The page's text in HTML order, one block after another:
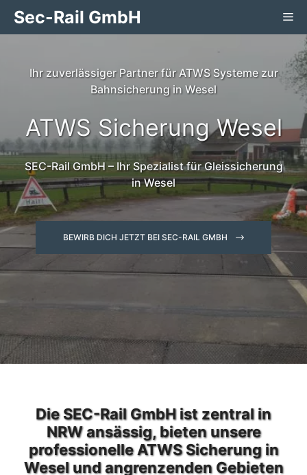
Zum
InhaltSec-Rail GmbH
Ihr zuverlässiger Partner für ATWS Systeme zur
Bahnsicherung in Wesel
ATWS Sicherung Wesel
SEC-Rail GmbH – Ihr Spezialist für Gleissicherung
in Wesel
BEWIRB DICH JETZT BEI SEC-RAIL GMBH
Die SEC-Rail GmbH ist zentral in
NRW ansässig, bieten unsere
professionelle ATWS Sicherung in
Wesel und angrenzenden Gebieten